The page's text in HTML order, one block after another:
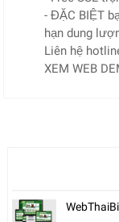
- ĐẶC BIỆT
hạn dung
Liên hệ
XEM WEB